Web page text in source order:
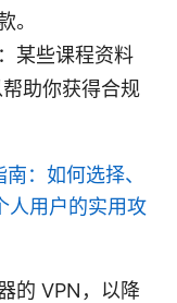
。
某些课程资料
助你获得合规
：如何选择、
人用户的实用攻
的 VPN，以降